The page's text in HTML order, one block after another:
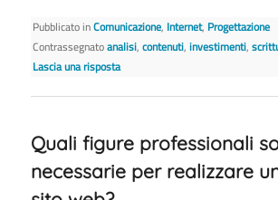
Pubblicato inComunicazione, Internet, Progettazione
Contrassegnatoanalisi,contenuti,investimenti,
Lascia una risposta
Quali figure professionali
necessarie per realizzare